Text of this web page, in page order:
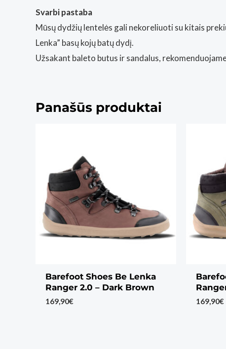
Svarbi pastaba
Mūsų dydžių lentelės gali nekoreliuoti su kitais
Lenka” basų kojų batų dydį.
Užsakant baleto butus ir sandalus,
Panašūs produktai
Barefoot Shoes Be Lenka
Ranger 2.0 – Dark Brown
169,90€ 169,90€